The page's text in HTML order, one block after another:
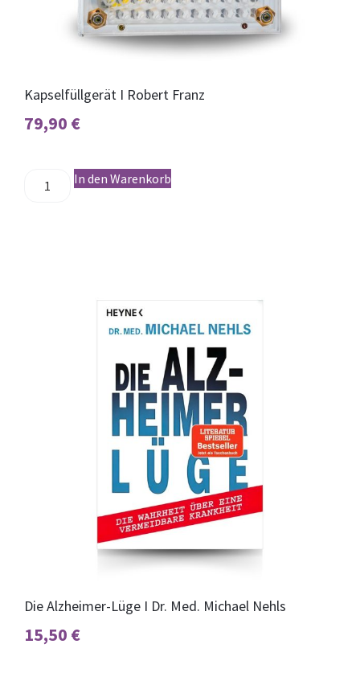
Kapselfüllgerät I Robert Franz
79,90 €
In den Warenkorb
Die Alzheimer-Lüge I Dr. Med. Michael Nehls
15,50 €